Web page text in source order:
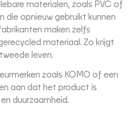
materialen, zoals PVC of
die opnieuw gebruikt kunnen
maken zelfs
materiaal. Zo krijgt
leven.
zoals KOMO of een
aan dat het product is
duurzaamheid.